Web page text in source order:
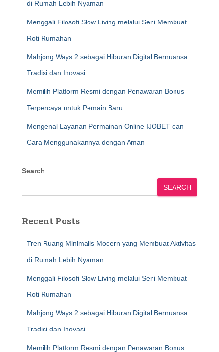
di Rumah Lebih Nyaman
Menggali Filosofi Slow Living melalui Seni Membuat
Roti Rumahan
Mahjong Ways 2 sebagai Hiburan Digital Bernuansa
Tradisi dan Inovasi
Memilih Platform Resmi dengan Penawaran Bonus
Terpercaya untuk Pemain Baru
Mengenal Layanan Permainan Online IJOBET dan
Cara Menggunakannya dengan Aman
Search
SEARCH
Recent Posts
Tren Ruang Minimalis Modern yang Membuat Aktivitas
di Rumah Lebih Nyaman
Menggali Filosofi Slow Living melalui Seni Membuat
Roti Rumahan
Mahjong Ways 2 sebagai Hiburan Digital Bernuansa
Tradisi dan Inovasi
Memilih Platform Resmi dengan Penawaran Bonus